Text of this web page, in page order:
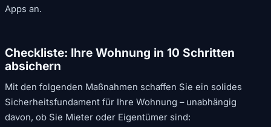
Apps an.
Checkliste: Ihre Wohnung in 10 Schritten
absichern
Mit den folgenden Maßnahmen schaffen Sie ein solides
Sicherheitsfundament für Ihre Wohnung – unabhängig
davon, ob Sie Mieter oder Eigentümer sind: